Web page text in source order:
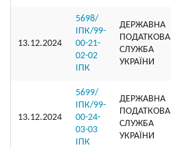
13.12.2024
5698/
ІПК/99-
00-21-
02-02
ІПК
ДЕРЖАВНА
ПОДАТКОВА
СЛУЖБА
УКРАЇНИ
13.12.2024
5699/
ІПК/99-
00-24-
03-03
ІПК
ДЕРЖАВНА
ПОДАТКОВА
СЛУЖБА
УКРАЇНИ